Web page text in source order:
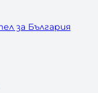
за България